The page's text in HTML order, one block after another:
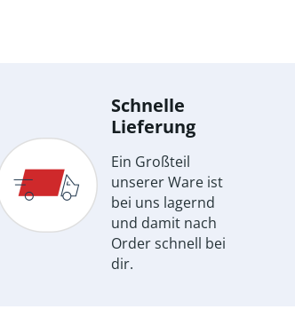
Schnelle
Lieferung
Ein Großteil
unserer Ware ist
bei uns lagernd
und damit nach
Order schnell bei
dir.